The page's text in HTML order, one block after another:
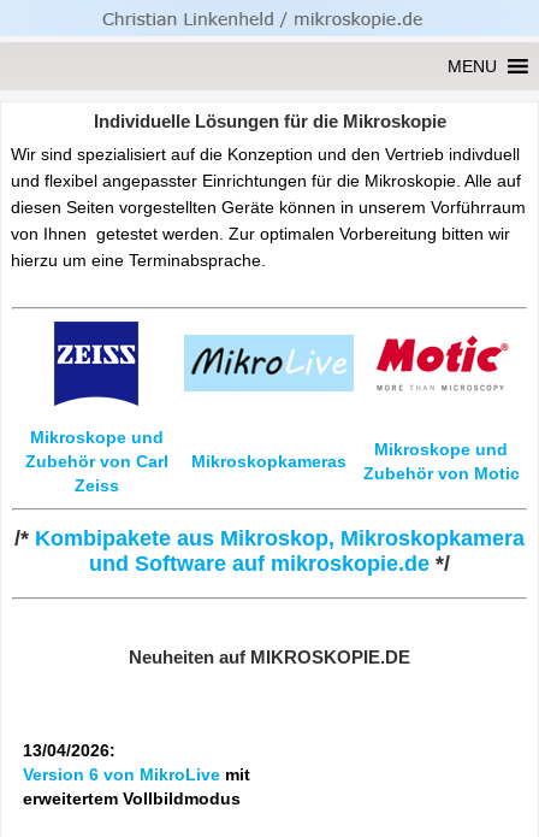
MENU
Individuelle Lösungen für die Mikroskopie
Wir sind spezialisiert auf die Konzeption und den Vertrieb indivduell
und flexibel angepasster Einrichtungen für die Mikroskopie. Alle auf
diesen Seiten vorgestellten Geräte können in unserem Vorführraum
von Ihnen getestet werden. Zur optimalen Vorbereitung bitten wir
hierzu um eine Terminabsprache.
Mikroskope und
Zubehör von Carl
Zeiss
Mikroskopkameras
Mikroskope und
Zubehör von Motic
/* Kombipakete aus Mikroskop, Mikroskopkamera
und Software auf mikroskopie.de*/
Neuheiten auf MIKROSKOPIE.DE
13/04/2026:
Version 6 von MikroLivemit
erweitertem Vollbildmodus